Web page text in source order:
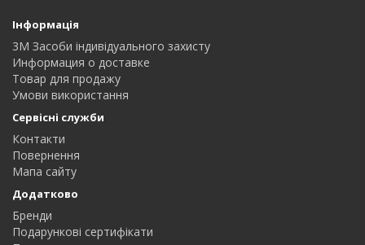
Інформація
3M Засоби індивідуального захисту
Информация о доставке
Товар для продажу
Умови використання
Сервісні служби
Контакти
Повернення
Мапа сайту
Додатково
Бренди
Подарункові сертифікати